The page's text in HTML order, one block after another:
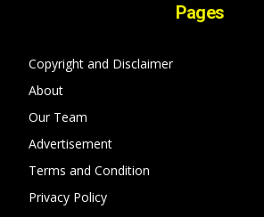
Pages
Copyright and Disclaimer
About
Our Team
Advertisement
Terms and Condition
Privacy Policy